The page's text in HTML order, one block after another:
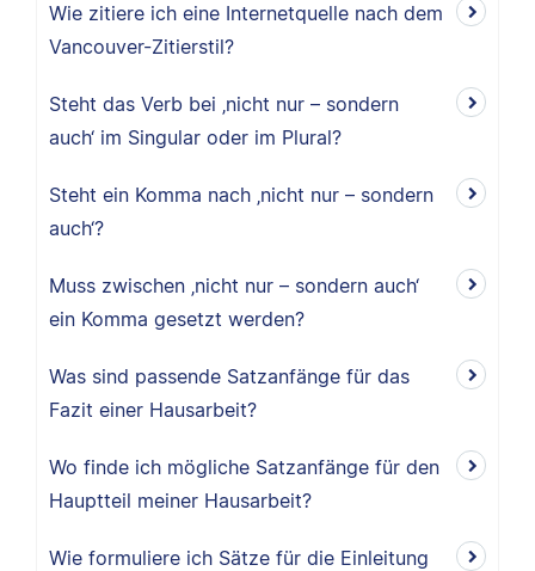
Wie zitiere ich eine Internetquelle nach dem
Vancouver-Zitierstil?
Steht das Verb bei ‚nicht nur – sondern
auch‘ im Singular oder im Plural?
Steht ein Komma nach ‚nicht nur – sondern
auch‘?
Muss zwischen ‚nicht nur – sondern auch‘
ein Komma gesetzt werden?
Was sind passende Satzanfänge für das
Fazit einer Hausarbeit?
Wo finde ich mögliche Satzanfänge für den
Hauptteil meiner Hausarbeit?
Wie formuliere ich Sätze für die Einleitung